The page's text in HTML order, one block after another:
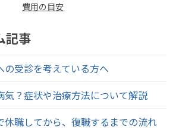
費用の目安
記事
受診を考えている方へ
気？症状や治療方法について解説
休職してから、復職するまでの流れ